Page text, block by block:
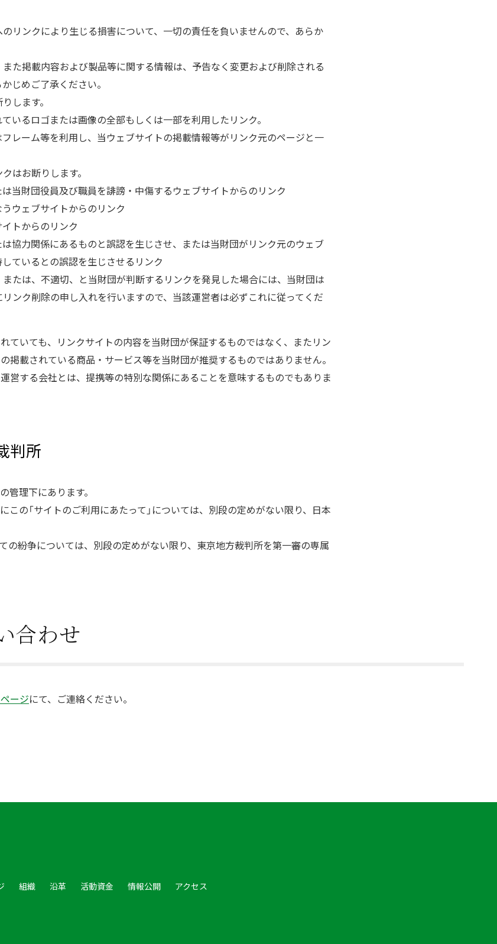
リンクにより生じる損害について、一切の責任を負いませんので、あらか
た掲載内容および製品等に関する情報は、予告なく変更および削除される
じめご了承ください。
します。
いるロゴまたは画像の全部もしくは一部を利用したリンク。
レーム等を利用し、当ウェブサイトの掲載情報等がリンク元のページと一
はお断りします。
当財団役員及び職員を誹謗・中傷するウェブサイトからのリンク
ウェブサイトからのリンク
トからのリンク
協力関係にあるものと誤認を生じさせ、または当財団がリンク元のウェブ
ているとの誤認を生じさせるリンク
たは、不適切、と当財団が判断するリンクを発見した場合には、当財団は
ンク削除の申し入れを行いますので、当該運営者は必ずこれに従ってくだ
ていても、リンクサイトの内容を当財団が保証するものではなく、またリン
掲載されている商品・サービス等を当財団が推奨するものではありません。
営する会社とは、提携等の特別な関係にあることを意味するものでもありま
判所
管理下にあります。
この「サイトのご利用にあたって」については、別段の定めがない限り、日本
の紛争については、別段の定めがない限り、東京地方裁判所を第一審の専属
合わせ
ージにて、ご連絡ください。
組織 沿革 活動資金 情報公開 アクセス